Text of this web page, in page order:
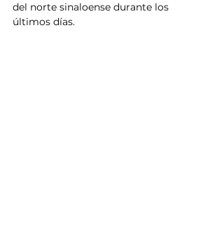
del norte sinaloense durante los
últimos días.